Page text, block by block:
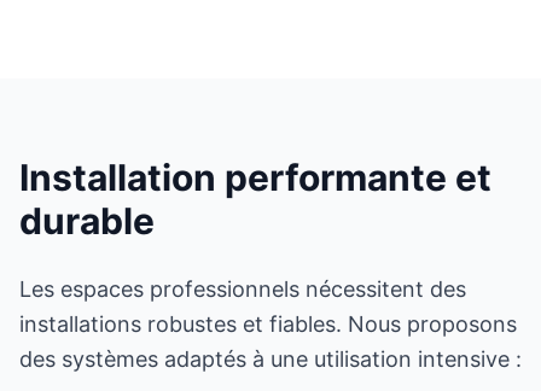
Installation performante et
durable
Les espaces professionnels nécessitent des
installations robustes et fiables. Nous proposons
des systèmes adaptés à une utilisation intensive :